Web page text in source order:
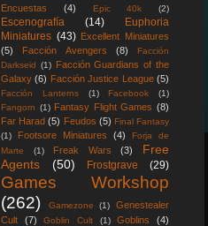
Encuestas
(4) Epic 40k (2)
Escenografía (14)
Euphoria
Miniatures (43) Excellent Miniatures
(5)
Facción Avengers (8)
Facción
Darkseid (1) Facción Guardians of the
Galaxy (6) Facción Justice League (5)
Facción Lanterns (1) Facebook
(1)
Fangorn (1) Fantasy Flight Games (8)
Far Harad (5) Feudos (5) Final Fantasy
(1)
Footsore Miniatures (4)
Forja de
Marte
(1) Freak Wars (3)
Free
Agents
(50) Frostgrave (29)
Games Workshop
(262)
Gamezone (1)
Genestealer
Cult
(7) Goblin Cult (1) Goblins (4)